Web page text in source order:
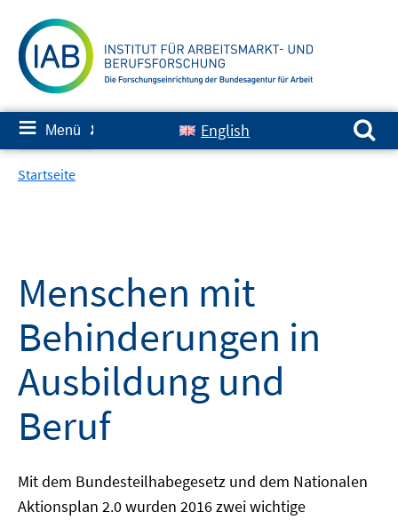
zum
Inhalt
≡ Menü ✘ English
Suchen nach:
Startseite
Menschen mit
Behinderungen in
Ausbildung und
Beruf
Mit dem Bundesteilhabegesetz und dem Nationalen
Aktionsplan 2.0 wurden 2016 zwei wichtige